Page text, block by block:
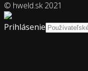
© hweld.sk 2021
Prihlásenie